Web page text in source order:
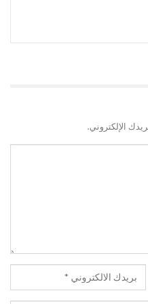
الإلكتروني.